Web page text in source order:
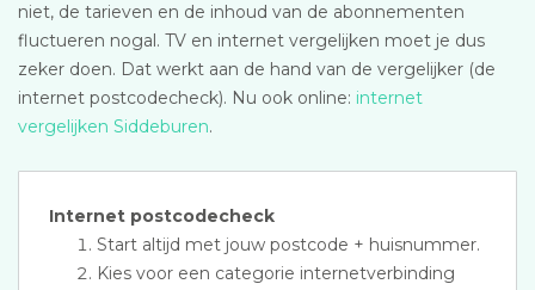
niet, de tarieven en de inhoud van de abonnementen
fluctueren nogal. TV en internet vergelijken moet je dus
zeker doen. Dat werkt aan de hand van de vergelijker (de
internet postcodecheck). Nu ook online: internet
vergelijken Siddeburen.
Internet postcodecheck
Start altijd met jouw postcode + huisnummer.
Kies voor een categorie internetverbinding